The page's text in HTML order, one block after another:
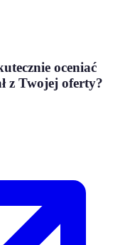
oceniać
z Twojej oferty?